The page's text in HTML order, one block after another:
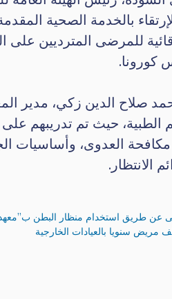
بالخدمة الصحية
للمرضى المترديين
كورونا.
صلاح الدين زكي، مدير
حيث تم تدريبهم
العدوى، وأساسيات
الانتظار.
عن طريق استخدام منظار البطن